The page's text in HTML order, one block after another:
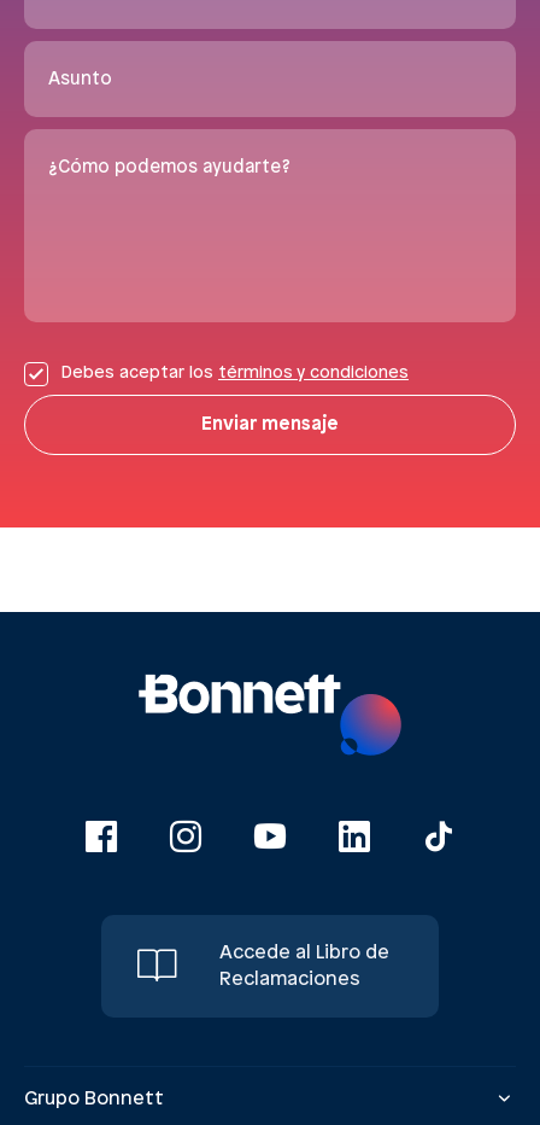
Asunto
¿Cómo podemos ayudarte?
Debes aceptar los términos y condiciones
Enviar mensaje
Accede al Libro de
Reclamaciones
Grupo Bonnett